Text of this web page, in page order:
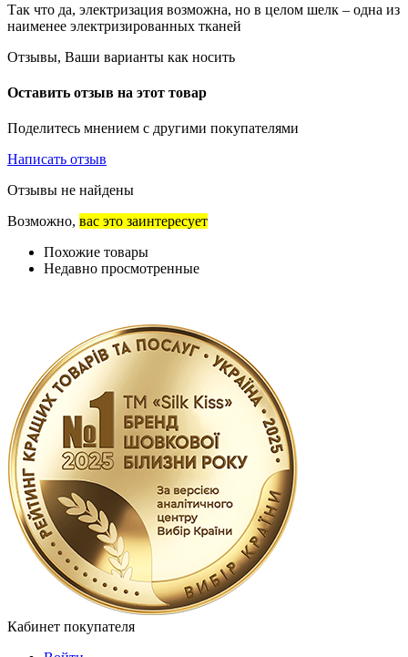
Так что да, электризация возможна, но в целом шелк – одна из
наименее электризированных тканей
Отзывы, Ваши варианты как носить
Оставить отзыв на этот товар
Поделитесь мнением с другими покупателями
Написать отзыв
Отзывы не найдены
Возможно, вас это заинтересует
Похожие товары
Недавно просмотренные
Кабинет покупателя